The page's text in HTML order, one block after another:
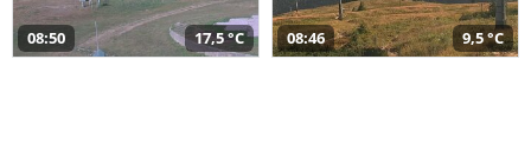
08:50 17,5 °C 08:46 9,5 °C